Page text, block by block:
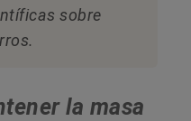
sobre
la masa